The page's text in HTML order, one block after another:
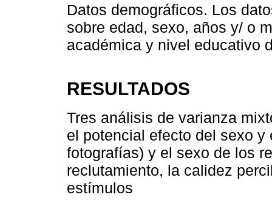
Datos demográficos. Los
sobre edad, sexo, años y/ o
académica y nivel educativo
RESULTADOS
Tres análisis de varianza
el potencial efecto del sexo
fotografías) y el sexo de los
reclutamiento, la calidez
estímulos